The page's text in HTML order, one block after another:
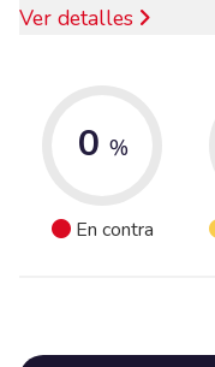
Ver detalles
0 %
En contra